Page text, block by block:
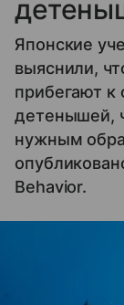
Японские
выяснили,
прибегают к
детенышей,
нужным
Behavior.